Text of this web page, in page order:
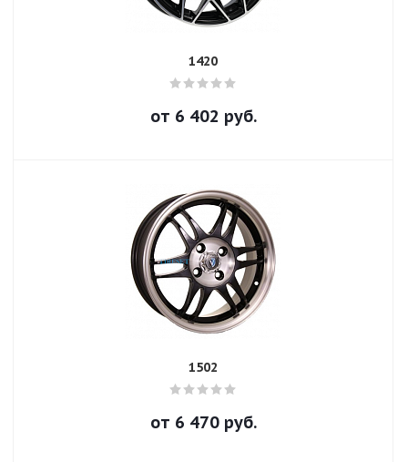
1420
от 6 402 руб.
1502
от 6 470руб.